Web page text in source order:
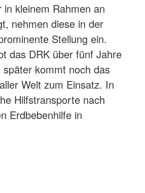
kleinem Rahmen an
nehmen diese in der
Stellung ein.
das DRK über fünf Jahre
später kommt noch das
Welt zum Einsatz. In
Hilfstransporte nach
Erdbebenhilfe in